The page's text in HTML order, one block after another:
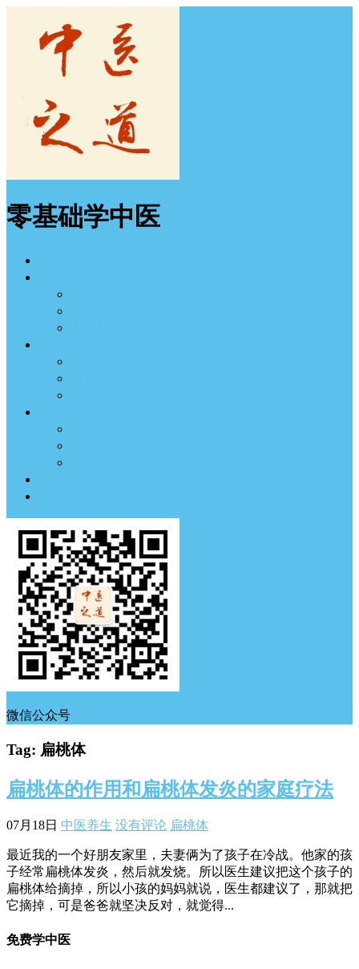
零基础学中医
微信公众号
Tag: 扁桃体
扁桃体的作用和扁桃体发炎的家庭疗法
07月18日 中医养生 没有评论 扁桃体
最近我的一个好朋友家里，夫妻俩为了孩子在冷战。他家的孩
子经常扁桃体发炎，然后就发烧。所以医生建议把这个孩子的
扁桃体给摘掉，所以小孩的妈妈就说，医生都建议了，那就把
它摘掉，可是爸爸就坚决反对，就觉得...
免费学中医